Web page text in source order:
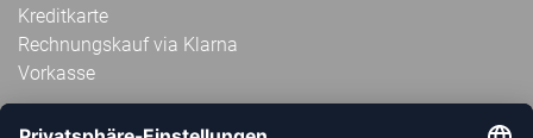
Kreditkarte
Rechnungskauf via Klarna
Vorkasse